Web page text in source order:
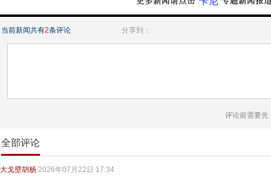
当前新闻共有2条评论 分享到：
评论前需要先
全部评论
大戈壁胡杨 2026年07月22日 17:34